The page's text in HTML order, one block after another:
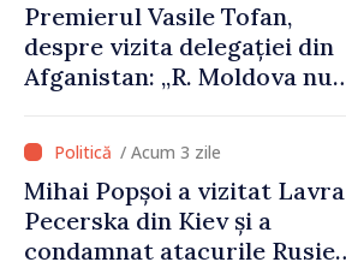
Premierul Vasile Tofan,
despre vizita delegației din
Afganistan: „R. Moldova nu
talibană. Aprobarea acestei
vizite a fost o eroare de
evaluare și de coordonare
instituțională”
/ Acum 3 zile
Mihai Popșoi a vizitat Lavra
Pecerska din Kiev și a
condamnat atacurile Rusiei